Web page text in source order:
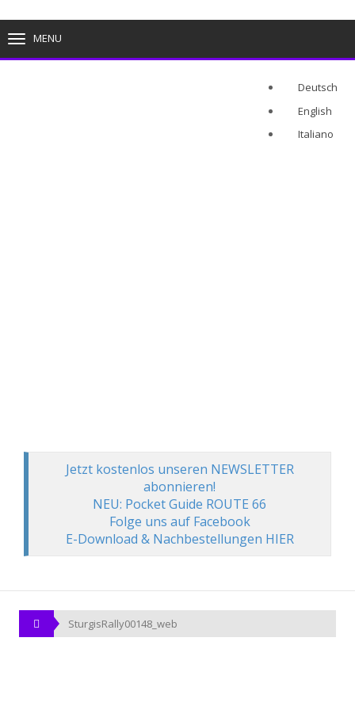
Deutsch
English
Italiano
MENU
Jetzt kostenlos unseren NEWSLETTER
abonnieren!
NEU: Pocket Guide ROUTE 66
Folge uns auf Facebook
E-Download & Nachbestellungen HIER
SturgisRally00148_web